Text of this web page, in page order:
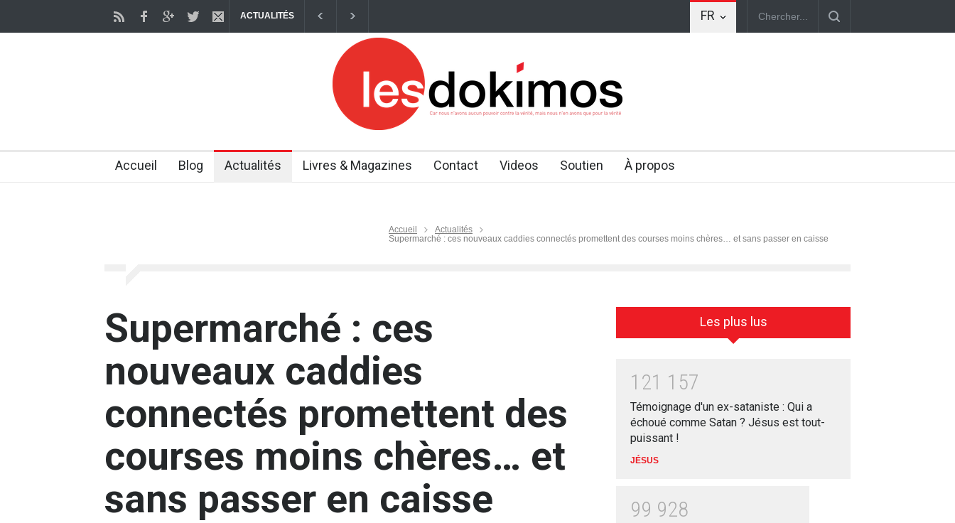
FR
ACTUALITÉS
Vieillissement : des chercheurs parviennent à "rajeunir" des cellules humaines Des chercheurs travaillent désormais sur des thérapies capables de "rajeunir" certaines cellules
Accueil Blog Actualités Livres & Magazines Contact Videos Soutien À propos
Accueil
Actualités
Supermarché : ces nouveaux caddies connectés promettent des courses moins chères… et sans passer en caisse
Supermarché : ces
nouveaux caddies
connectés promettent des
courses moins chères… et
sans passer en caisse
Les plus lus
1 21 1 57
Témoignage d'un ex-sataniste : Qui a
échoué comme Satan ? Jésus est tout-
puissant !
JÉSUS
99 928